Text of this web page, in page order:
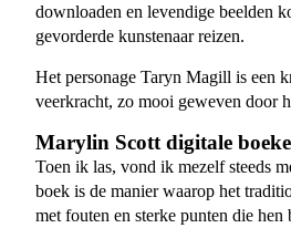
downloaden en levendige beelden
gevorderde kunstenaar reizen.
Het personage Taryn Magill is een
veerkracht, zo mooi geweven door
Marylin Scott digitale
Toen ik las, vond ik mezelf steeds
boek is de manier waarop het
met fouten en sterke punten die